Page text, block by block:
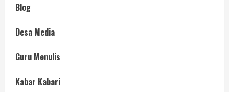
Blog
Desa Media
Guru Menulis
Kabar Kabari